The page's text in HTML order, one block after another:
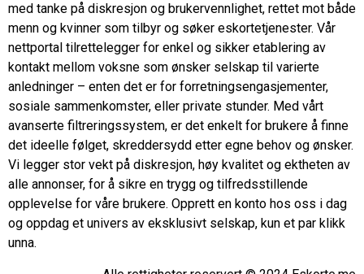
med tanke på diskresjon og brukervennlighet, rettet mot både
menn og kvinner som tilbyr og søker eskortetjenester. Vår
nettportal tilrettelegger for enkel og sikker etablering av
kontakt mellom voksne som ønsker selskap til varierte
anledninger – enten det er for forretningsengasjementer,
sosiale sammenkomster, eller private stunder. Med vårt
avanserte filtreringssystem, er det enkelt for brukere å finne
det ideelle følget, skreddersydd etter egne behov og ønsker.
Vi legger stor vekt på diskresjon, høy kvalitet og ektheten av
alle annonser, for å sikre en trygg og tilfredsstillende
opplevelse for våre brukere. Opprett en konto hos oss i dag
og oppdag et univers av eksklusivt selskap, kun et par klikk
unna.